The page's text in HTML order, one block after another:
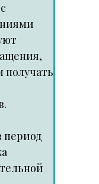
получать
период